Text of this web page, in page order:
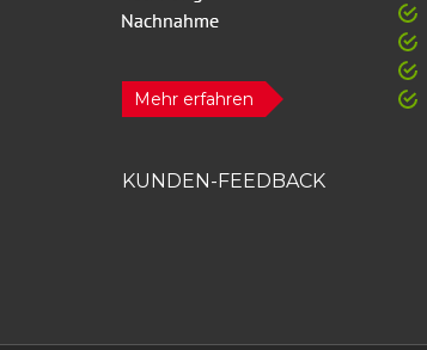
Mehr erfahren
KUNDEN-FEEDBACK